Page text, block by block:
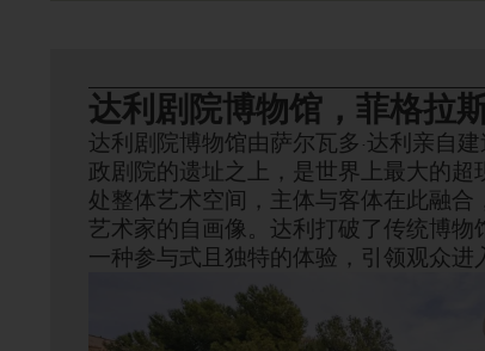
达利剧院博物馆，菲格拉
达利剧院博物馆由萨尔瓦多·达利亲自
政剧院的遗址之上，是世界上最大的超
处整体艺术空间，主体与客体在此融合
艺术家的自画像。达利打破了传统博物
一种参与式且独特的体验，引领观众进